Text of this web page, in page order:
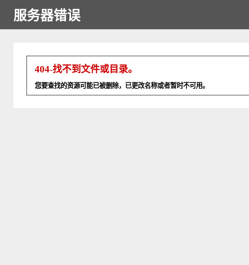
服务器错误
404-找不到文件或目录。
您要查找的资源可能已被删除，已更改名称或者暂时不可用。